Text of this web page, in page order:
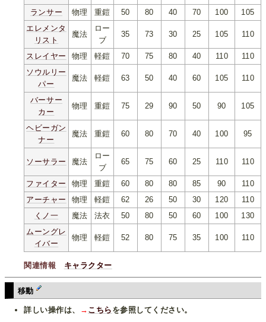
ランサー 物理 重鎧 50 80 40 70 100
105
エレメンタ
リスト
魔法
ロー
ブ
35 73 30 25 105 110
スレイヤー 物理 軽鎧 70 75 80 40 110
110
ソウルリー
パー
魔法 軽鎧 63 50 40 60 105 110
バーサー
カー
物理 重鎧 75 29 90 50 90 105
ヘビーガン
ナー
魔法 重鎧 60 80 70 40 100 95
ソーサラー 魔法
ロー
ブ
65 75 60 25 110 110
ファイター 物理 重鎧 60 80 80 85 90
110
アーチャー
物理 軽鎧 62 26 50 30 120
110
くノ一
魔法 法衣 50 80 50 60 100
130
ムーングレ
イバー
物理 軽鎧 52 80 75 35 100 110
関連情報 キャラクター
移動
詳しい操作は、 → こちら を参照してください。